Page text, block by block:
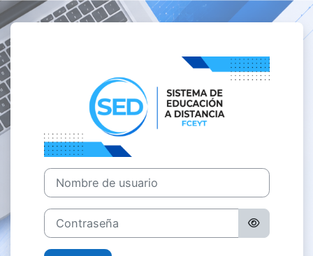
Salta al contenido principal
Entrar a
Nombre de usuario
Contraseña